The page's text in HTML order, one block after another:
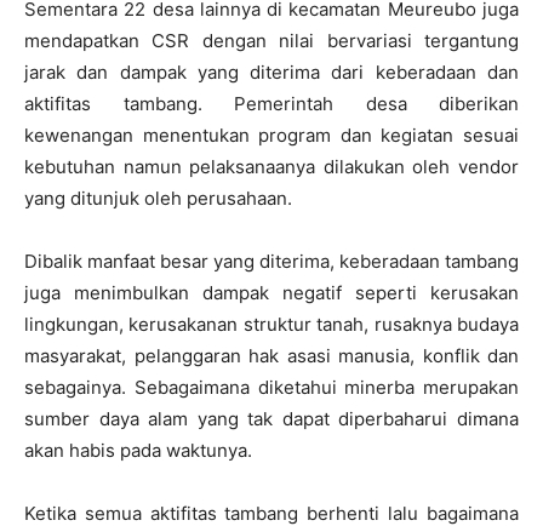
Sementara 22 desa lainnya di kecamatan Meureubo juga
mendapatkan CSR dengan nilai bervariasi tergantung
jarak dan dampak yang diterima dari keberadaan dan
aktifitas tambang. Pemerintah desa diberikan
kewenangan menentukan program dan kegiatan sesuai
kebutuhan namun pelaksanaanya dilakukan oleh vendor
yang ditunjuk oleh perusahaan.
Dibalik manfaat besar yang diterima, keberadaan tambang
juga menimbulkan dampak negatif seperti kerusakan
lingkungan, kerusakanan struktur tanah, rusaknya budaya
masyarakat, pelanggaran hak asasi manusia, konflik dan
sebagainya. Sebagaimana diketahui minerba merupakan
sumber daya alam yang tak dapat diperbaharui dimana
akan habis pada waktunya.
Ketika semua aktifitas tambang berhenti lalu bagaimana